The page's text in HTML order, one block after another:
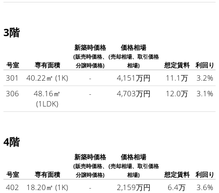
3階
号室 専有面積
新築時価格
(販売時価格、
分譲時価格)
価格相場
(売却相場、取引価格
相場)
想定賃料 利回り
301 40.22㎡ (1K) - 4,151万円 11.1万
3.2%
306
48.16㎡
(1LDK)
- 4,703万円 12.0万 3.1%
4階
号室 専有面積
新築時価格
(販売時価格、
分譲時価格)
価格相場
(売却相場、取引価格
相場)
想定賃料 利回り
402 18.20㎡ (1K) - 2,159万円 6.4万
3.6%